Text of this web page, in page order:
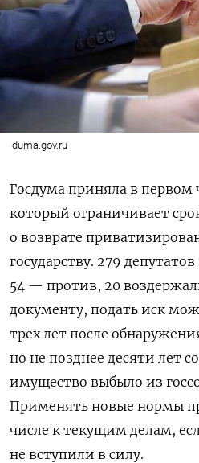
duma.gov.ru
Госдума приняла в первом
который ограничивает
о возврате
государству. 279
54 — против, 20
документу, подать иск
трех лет после
но не позднее десяти лет
имущество выбыло из
Применять новые нормы
числе к текущим делам,
не вступили в силу.